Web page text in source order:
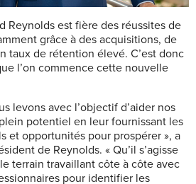
Reynolds est fière des réussites de
grâce à des acquisitions, de
taux de rétention élevé. C’est donc
l’on commence cette nouvelle
levons avec l’objectif d’aider nos
potentiel en leur fournissant les
et opportunités pour prospérer », a
de Reynolds. « Qu’il s’agisse
terrain travaillant côte à côte avec
pour identifier les